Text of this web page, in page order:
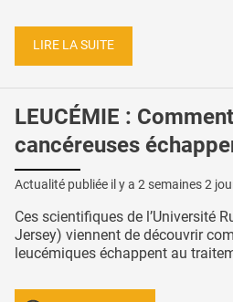
LIRE LA SUITE
LEUCÉMIE :
cancéreuses
Actualité publiée il y a 2 semaines 2
Ces scientifiques de l’Université
Jersey) viennent de découvrir
leucémiques échappent au